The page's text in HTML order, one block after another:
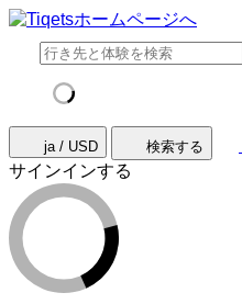
ja / USD 検索する
サインインする